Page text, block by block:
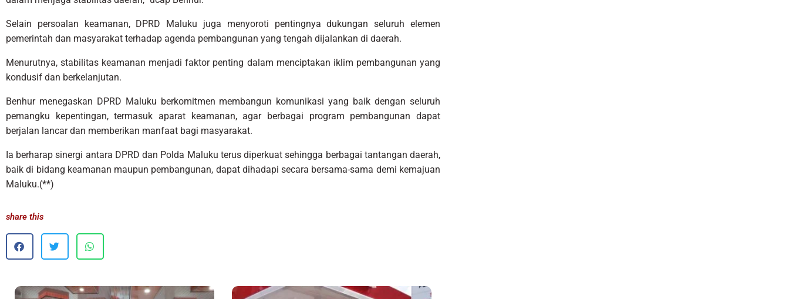
Selain persoalan keamanan, DPRD Maluku juga menyoroti pentingnya dukungan seluruh elemen
pemerintah dan masyarakat terhadap agenda pembangunan yang tengah dijalankan di daerah.
Menurutnya, stabilitas keamanan menjadi faktor penting dalam menciptakan iklim pembangunan yang
kondusif dan berkelanjutan.
Benhur menegaskan DPRD Maluku berkomitmen membangun komunikasi yang baik dengan seluruh
pemangku kepentingan, termasuk aparat keamanan, agar berbagai program pembangunan dapat
berjalan lancar dan memberikan manfaat bagi masyarakat.
Ia berharap sinergi antara DPRD dan Polda Maluku terus diperkuat sehingga berbagai tantangan daerah,
baik di bidang keamanan maupun pembangunan, dapat dihadapi secara bersama-sama demi kemajuan
Maluku.(**)
share this